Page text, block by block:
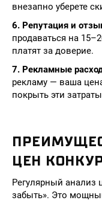
внезапно уберете
6. Репутация и
продаваться на
платят за доверие.
7. Рекламные
рекламу — ваша
покрыть эти
ЦЕН
Регулярный анализ
забыть». Это